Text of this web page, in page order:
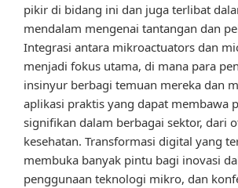
pikir di bidang ini dan juga terlibat
mendalam mengenai tantangan dan
Integrasi antara mikroactuators dan
menjadi fokus utama, di mana para
insinyur berbagi temuan mereka dan
aplikasi praktis yang dapat membawa
signifikan dalam berbagai sektor, dari
kesehatan. Transformasi digital yang
membuka banyak pintu bagi inovasi
penggunaan teknologi mikro, dan